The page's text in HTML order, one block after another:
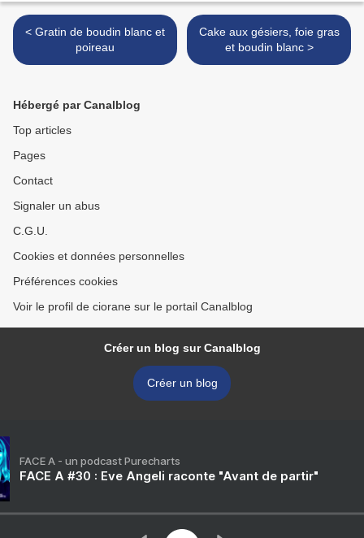
< Gratin de boudin blanc et
poireau
Cake aux gésiers, foie gras
et boudin blanc >
Hébergé par Canalblog
Top articles
Pages
Contact
Signaler un abus
C.G.U.
Cookies et données personnelles
Préférences cookies
Voir le profil de ciorane sur le portail Canalblog
Créer un blog sur Canalblog
Créer un blog
FACE A - un podcast Purecharts
FACE A #30 : Eve Angeli raconte "Avant de partir"